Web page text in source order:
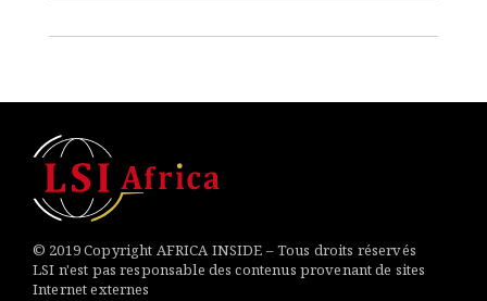
© 2019 Copyright AFRICA INSIDE – Tous droits réservés
LSI n'est pas responsable des contenus provenant de sites
Internet externes